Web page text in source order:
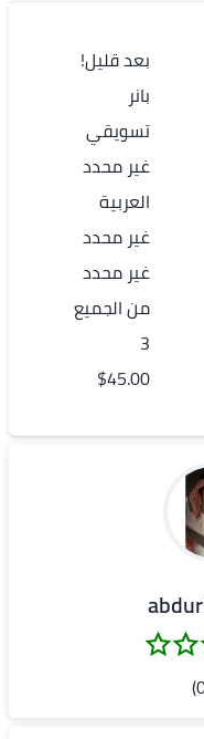
بعد قليل!
بانر
تسويقي
غير محدد
العربية
غير محدد
غير محدد
من الجميع
3
$45.00